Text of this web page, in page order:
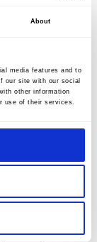
About
media features and to
our site with our social
other information
use of their services.
контейнера
что
контакта.
различных
с помощью